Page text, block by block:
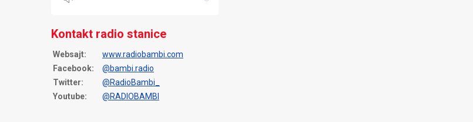
Kontakt radio stanice
Websajt:
www.radiobambi.com
Facebook:
@bambi.radio
Twitter:
@RadioBambi_
Youtube:
@RADIOBAMBI